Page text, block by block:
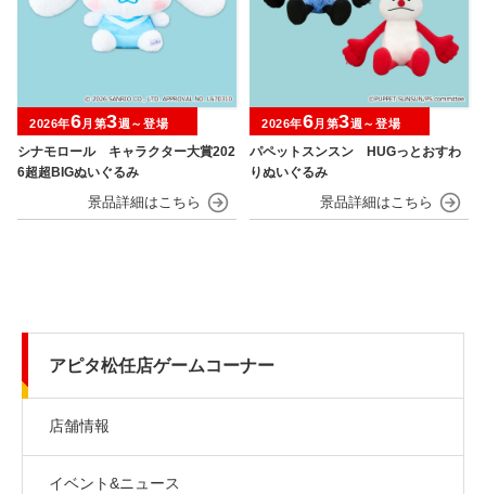
シナモロール キャラクター大賞202
6超超BIGぬいぐるみ
2026年6月第3週～登場
パペットスンスン HUGっとおすわ
りぬいぐるみ
2026年6月第3週～登場
アピタ松任店ゲームコーナー
店舗情報
イベント&ニュース